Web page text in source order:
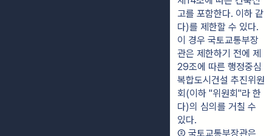
고를 포함한다. 이하 같
다)를 제한할 수 있다.
이 경우 국토교통부장
관은 제한하기 전에 제
29조에 따른 행정중심
복합도시건설 추진위원
회(이하 "위원회"라 한
다)의 심의를 거칠 수
있다.
② 국토교통부장관은